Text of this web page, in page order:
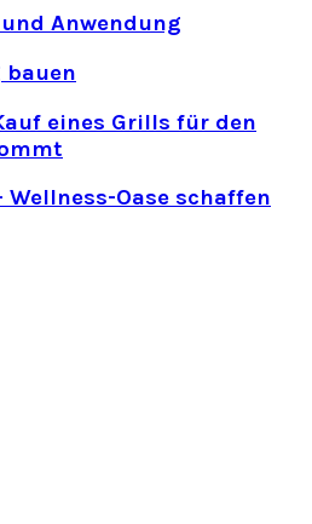
Anwendung
bauen
eines Grills für den
Oase schaffen